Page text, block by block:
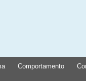
Comportamento